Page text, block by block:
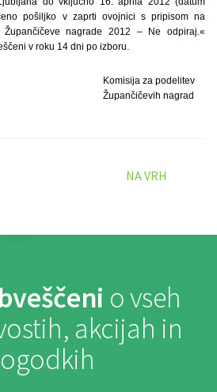
pošiljko v zaprti ovojnici s pripisom na
nagrade 2012 – Ne odpiraj.«
v roku 14 dni po izboru.
Komisija za podelitev
Župančičevih nagrad
NA VRH
o vseh
akcijah in